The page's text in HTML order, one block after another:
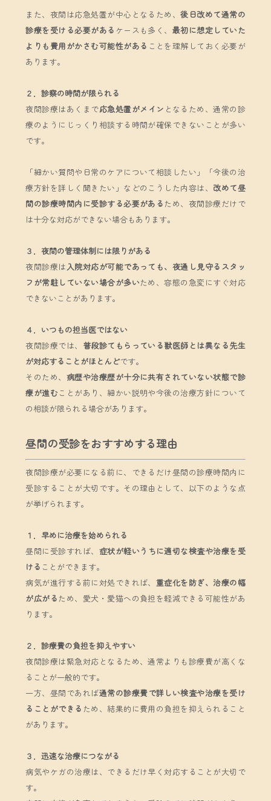
また、夜間は応急処置が中心となるため、後日改めて通常の
診療を受ける必要がある ケースも多く、 最初に想定していた
よりも費用がかさむ可能性がある ことを理解しておく必要が
あります。
２．診察の時間が限られる
夜間診療はあくまで応急処置がメイン となるため、通常の診
療のようにじっくり相談する時間が確保できないことが多い
です。
「細かい質問や日常のケアについて相談したい」「今後の治
療方針を詳しく聞きたい」などのこうした内容は、 改めて昼
間の診療時間内に受診する必要がある ため、夜間診療だけで
は十分な対応ができない場合もあります。
３．夜間の管理体制には限りがある
夜間診療は入院対応が可能であっても、夜通し見守るスタッ
フが常駐していない場合が多いため、容態の急変にすぐ対応
できないことがあります。
４．いつもの担当医ではない
夜間診療では、 普段診てもらっている獣医師とは異なる先生
が対応することがほとんどです。
そのため、 病歴や治療歴が十分に共有されていない状態で診
療が進む ことがあり、細かい説明や今後の治療方針について
の相談が限られる場合があります。
昼間の受診をおすすめする理由
夜間診療が必要になる前に、できるだけ昼間の診療時間内に
受診することが大切です。その理由として、以下のような点
が挙げられます。
１．早めに治療を始められる
昼間に受診すれば、 症状が軽いうちに適切な検査や治療を受
ける ことができます。
病気が進行する前に対処できれば、 重症化を防ぎ、治療の幅
が広がる ため、愛犬・愛猫への負担を軽減できる可能性があ
ります。
２．診療費の負担を抑えやすい
夜間診療は緊急対応となるため、通常よりも診療費が高くな
ることが一般的です。
一方、昼間であれば通常の診療費で詳しい検査や治療を受け
ることができる ため、結果的に費用の負担を抑えられること
があります。
３．迅速な治療につながる
病気やケガの治療は、できるだけ早く対応することが大切で
す。